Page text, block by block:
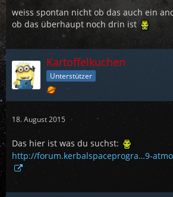
weiss spontan nicht ob das auch ein
ob das überhaupt noch drin ist
Kartoffelkuchen
Unterstützer
18. August 2015
Das hier ist was du suchst:
http://forum.kerbalspaceprogra…9-